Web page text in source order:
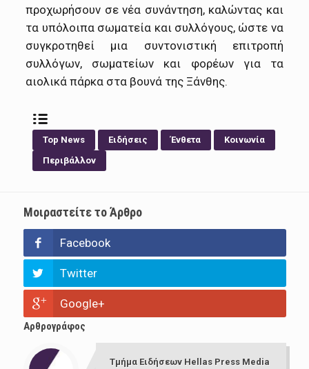
προχωρήσουν σε νέα συνάντηση, καλώντας και
τα υπόλοιπα σωματεία και συλλόγους, ώστε να
συγκροτηθεί μια συντονιστική επιτροπή
συλλόγων, σωματείων και φορέων για τα
αιολικά πάρκα στα βουνά της Ξάνθης.
Top News Ειδήσεις Ένθετα
Κοινωνία
Περιβάλλον
Μοιραστείτε το Άρθρο
Facebook
Twitter
Google+
Αρθρογράφος
Τμήμα Ειδήσεων Hellas Press Media